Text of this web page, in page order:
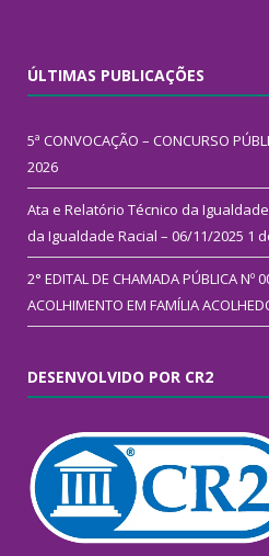
ÚLTIMAS PUBLICAÇÕES
5ª CONVOCAÇÃO – CONCURSO
2026
Ata e Relatório Técnico da
da Igualdade Racial – 06/11/2025 1
2° EDITAL DE CHAMADA PÚBLICA Nº
ACOLHIMENTO EM FAMÍLIA
DESENVOLVIDO POR CR2